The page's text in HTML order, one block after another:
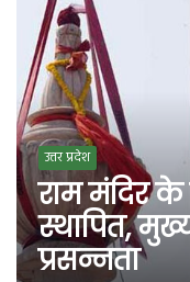
उत्तर प्रदेश
राम मंदिर
स्थापित,
प्रसन्नता